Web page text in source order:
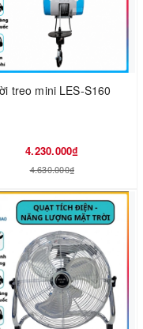
treo mini LES-S160
4.230.000₫
4.630.000₫